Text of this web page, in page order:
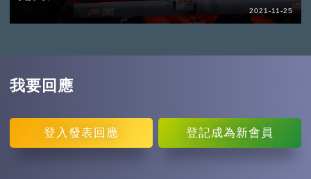
2021-11-25
我要回應
登入 發表回應 登記成為新會員